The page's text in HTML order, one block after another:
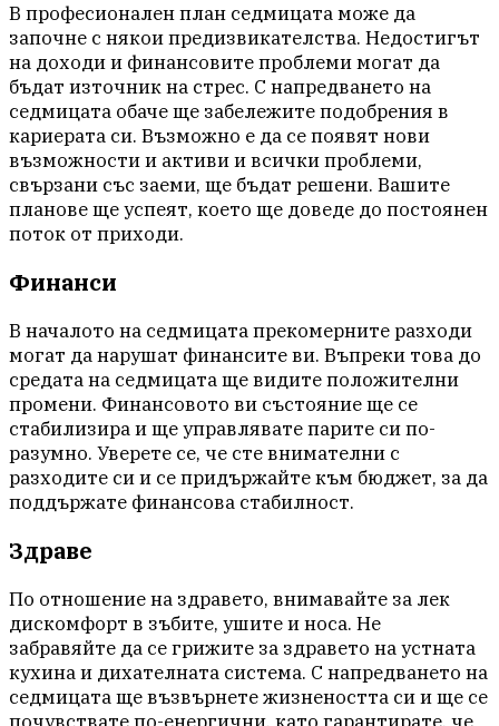
В професионален план седмицата може да
започне с някои предизвикателства. Недостигът
на доходи и финансовите проблеми могат да
бъдат източник на стрес. С напредването на
седмицата обаче ще забележите подобрения в
кариерата си. Възможно е да се появят нови
възможности и активи и всички проблеми,
свързани със заеми, ще бъдат решени. Вашите
планове ще успеят, което ще доведе до постоянен
поток от приходи.
Финанси
В началото на седмицата прекомерните разходи
могат да нарушат финансите ви. Въпреки това до
средата на седмицата ще видите положителни
промени. Финансовото ви състояние ще се
стабилизира и ще управлявате парите си по-
разумно. Уверете се, че сте внимателни с
разходите си и се придържайте към бюджет, за да
поддържате финансова стабилност.
Здраве
По отношение на здравето, внимавайте за лек
дискомфорт в зъбите, ушите и носа. Не
забравяйте да се грижите за здравето на устната
кухина и дихателната система. С напредването на
седмицата ще възвърнете жизнеността си и ще се